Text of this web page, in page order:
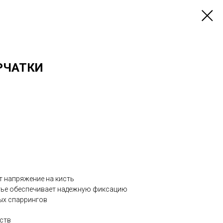
на кисть
обеспечивает надежную фиксацию
спаррингов